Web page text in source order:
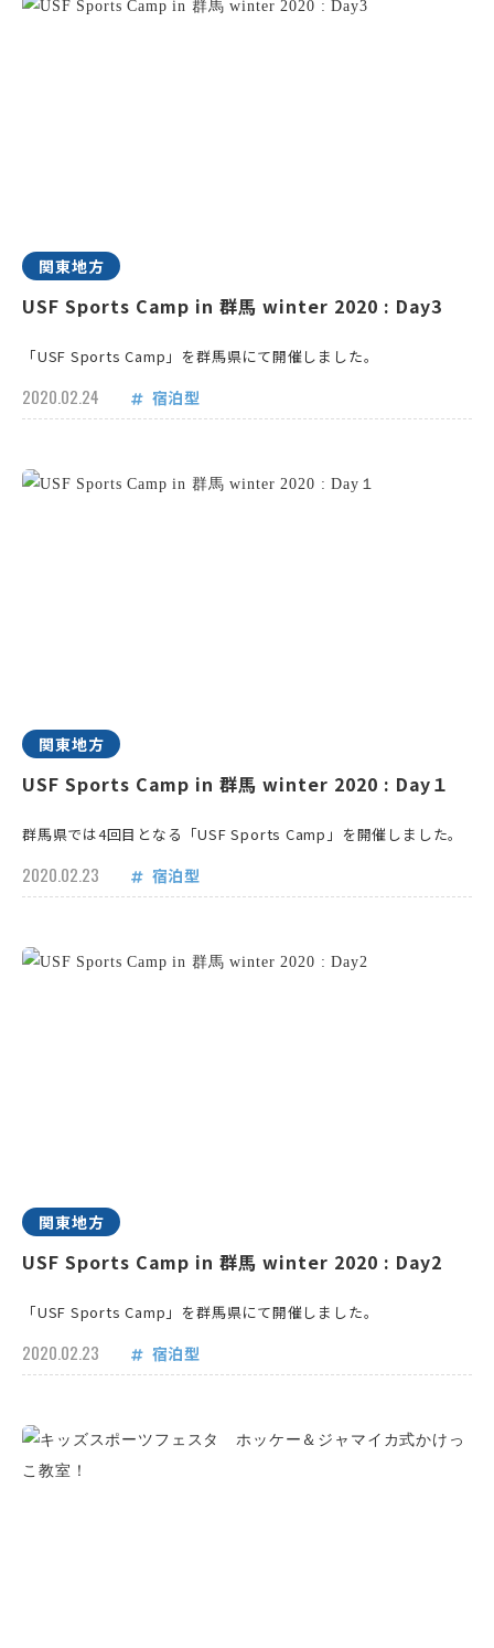
関東地方
USF Sports Camp in 群馬 winter 2020 : Day3
「USF Sports Camp」を群馬県にて開催しました。
2020.02.24 宿泊型
関東地方
USF Sports Camp in 群馬 winter 2020 : Day１
群馬県では4回目となる「USF Sports Camp」を開催しました。
2020.02.23 宿泊型
関東地方
USF Sports Camp in 群馬 winter 2020 : Day2
「USF Sports Camp」を群馬県にて開催しました。
2020.02.23 宿泊型